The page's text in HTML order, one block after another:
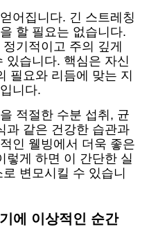
어집니다. 긴 스트레칭
할 필요는 없습니다.
기적이고 주의 깊게
있습니다. 핵심은 자신
필요와 리듬에 맞는 지
니다.
적절한 수분 섭취, 균
과 같은 건강한 습관과
인 웰빙에서 더욱 좋은
렇게 하면 이 간단한 실
변모시킬 수 있습니
에 이상적인 순간